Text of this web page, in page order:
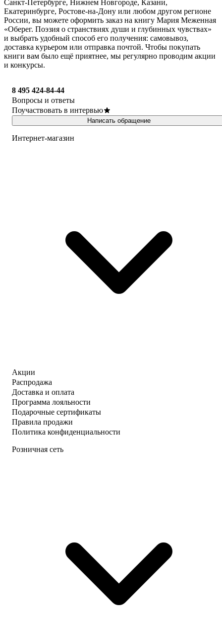
Санкт-Петербурге, Нижнем Новгороде, Казани,
Екатеринбурге, Ростове-на-Дону или любом другом регионе
России, вы можете оформить заказ на книгу Мария Меженная
«Оберег. Поэзия о странствиях души и глубинных чувствах»
и выбрать удобный способ его получения: самовывоз,
доставка курьером или отправка почтой. Чтобы покупать
книги вам было ещё приятнее, мы регулярно проводим акции
и конкурсы.
8 495 424-84-44
Вопросы и ответы
Поучаствовать в интервью
Написать обращение
Интернет-магазин
Акции
Распродажа
Доставка и оплата
Программа лояльности
Подарочные сертификаты
Правила продажи
Политика конфиденциальности
Розничная сеть